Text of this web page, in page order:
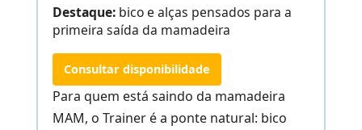
Destaque: bico e alças pensados para a
primeira saída da mamadeira
Consultar disponibilidade
Para quem está saindo da mamadeira
MAM, o Trainer é a ponte natural: bico